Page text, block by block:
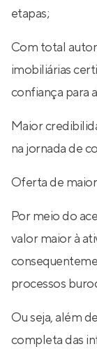
etapas;
Com total
imobiliárias
confiança para
Maior
na jornada de
Oferta de
Por meio do
valor maior à
processos
Ou seja, além
completa das